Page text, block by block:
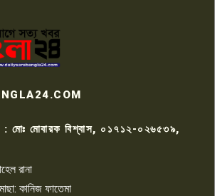
কেটে ঘরে ঢুকে স্কুল শিক্ষিকাকে হত্যা
টয়লেটের ট্যাংকি থেকে লাশ উদ্ধার
রাজশাহীতে সন্ত্রাসী হামলায় গুরুতর
চাঁদাবাজি ও হয়রানির অভিযোগ
মোঃ মোবারক বিশ্বাস, ০১৭১২-০২৬৫৩৯,
রানা
কানিজ ফাতেমা